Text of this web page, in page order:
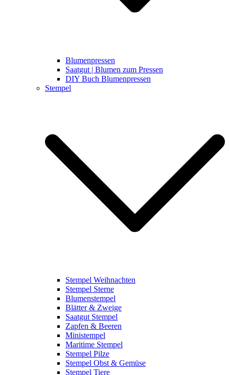
Blumenpressen
Saatgut | Blumen zum Pressen
DIY Buch Blumenpressen
Stempel
Stempel Weihnachten
Stempel Sterne
Blumenstempel
Blätter & Zweige
Saatgut Stempel
Zapfen & Beeren
Ministempel
Maritime Stempel
Stempel Pilze
Stempel Obst & Gemüse
Stempel Tiere